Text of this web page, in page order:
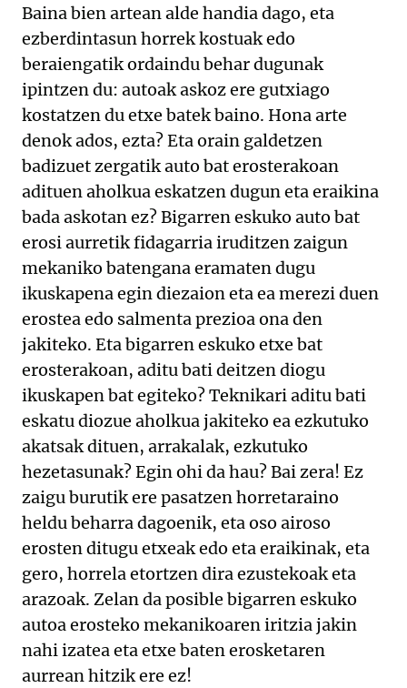
Baina bien artean alde handia dago, eta
ezberdintasun horrek kostuak edo
beraiengatik ordaindu behar dugunak
ipintzen du: autoak askoz ere gutxiago
kostatzen du etxe batek baino. Hona arte
denok ados, ezta? Eta orain galdetzen
badizuet zergatik auto bat erosterakoan
adituen aholkua eskatzen dugun eta eraikina
bada askotan ez? Bigarren eskuko auto bat
erosi aurretik fidagarria iruditzen zaigun
mekaniko batengana eramaten dugu
ikuskapena egin diezaion eta ea merezi duen
erostea edo salmenta prezioa ona den
jakiteko. Eta bigarren eskuko etxe bat
erosterakoan, aditu bati deitzen diogu
ikuskapen bat egiteko? Teknikari aditu bati
eskatu diozue aholkua jakiteko ea ezkutuko
akatsak dituen, arrakalak, ezkutuko
hezetasunak? Egin ohi da hau? Bai zera! Ez
zaigu burutik ere pasatzen horretaraino
heldu beharra dagoenik, eta oso airoso
erosten ditugu etxeak edo eta eraikinak, eta
gero, horrela etortzen dira ezustekoak eta
arazoak. Zelan da posible bigarren eskuko
autoa erosteko mekanikoaren iritzia jakin
nahi izatea eta etxe baten erosketaren
aurrean hitzik ere ez!